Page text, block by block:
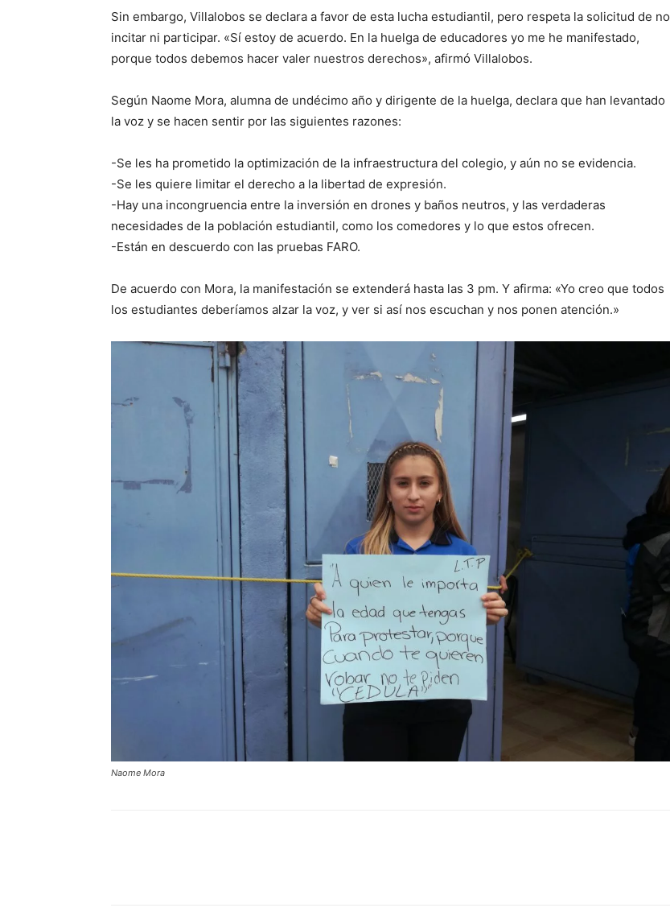
Sin embargo, Villalobos se declara a favor de esta lucha estudiantil, pero respeta la solicitud de no
incitar ni participar. «Sí estoy de acuerdo. En la huelga de educadores yo me he manifestado,
porque todos debemos hacer valer nuestros derechos», afirmó Villalobos.
Según Naome Mora, alumna de undécimo año y dirigente de la huelga, declara que han levantado
la voz y se hacen sentir por las siguientes razones:
-Se les ha prometido la optimización de la infraestructura del colegio, y aún no se evidencia.
-Se les quiere limitar el derecho a la libertad de expresión.
-Hay una incongruencia entre la inversión en drones y baños neutros, y las verdaderas
necesidades de la población estudiantil, como los comedores y lo que estos ofrecen.
-Están en descuerdo con las pruebas FARO.
De acuerdo con Mora, la manifestación se extenderá hasta las 3 pm. Y afirma: «Yo creo que todos
los estudiantes deberíamos alzar la voz, y ver si así nos escuchan y nos ponen atención.»
Naome Mora